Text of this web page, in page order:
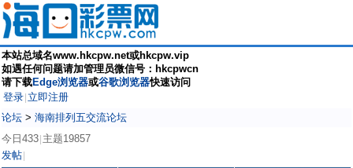
本站总域名www.hkcpw.net或hkcpw.vip
如遇任何问题请加管理员微信号：hkcpwcn
请下载Edge浏览器或谷歌浏览器快速访问
登录 立即注册
论坛 > 海南排列五交流论坛
今日433 主题19857
发帖